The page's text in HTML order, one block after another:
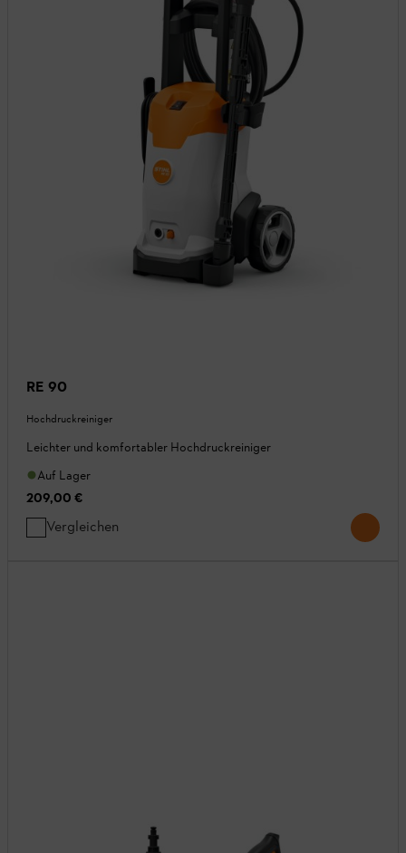
RE 90
Hochdruckreiniger
Leichter und komfortabler Hochdruckreiniger
Auf Lager
209,00 €
Vergleichen